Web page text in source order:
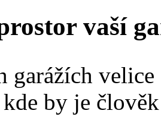
vaší
garážích
by je